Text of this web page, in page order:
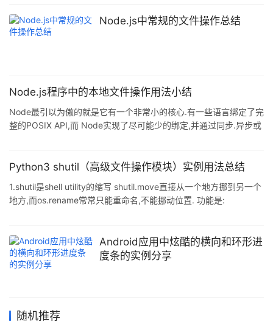
代码吧. <LinearLayout
xmlns:android="http://schemas.android.com/apk/res/android"
Node.js中常规的文件操作总结
Node.js程序中的本地文件操作用法小结
Node最引以为傲的就是它有一个非常小的核心.有一些语言绑定了完
整的POSIX API,而 Node实现了尽可能少的绑定,并通过同步.异步或
实用教程. 引用文件 与文件系统的交互很重要的一点是要指向正确的
码.有两个主要方式来以确保包能引用到正确的文件: // 使用
`path.join()` 而不是 `+`
Python3 shutil（高级文件操作模块）实例用法总结
1.shutil是shell utility的缩写 shutil.move直接从一个地方挪到另一个
地方,而os.rename常常只能重命名,不能挪动位置. 功能是:
>>>os.remove('junk.dat') 2.高级文件操作(拷贝/移动/压缩/解压缩)
#!/usr/bin/en
Android应用中炫酷的横向和环形进
度条的实例分享
随机推荐